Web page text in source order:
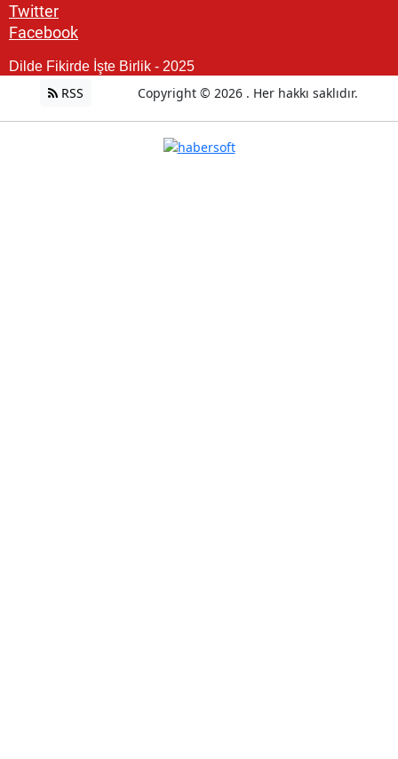
Twitter
Facebook
Dilde Fikirde İşte Birlik - 2025
RSS Copyright © 2026 . Her hakkı saklıdır.